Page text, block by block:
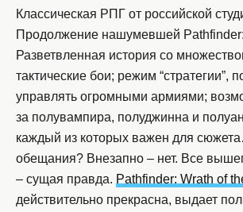
Классическая РПГ от российской
Продолжение нашумевшей
Разветвленная история со
тактические бои; режим “стратегии”,
управлять огромными армиями;
за полувампира, полуджинна и
каждый из которых важен для
обещания? Внезапно – нет. Все
– сущая правда. Pathfinder: Wrath of
действительно прекрасна, выдает